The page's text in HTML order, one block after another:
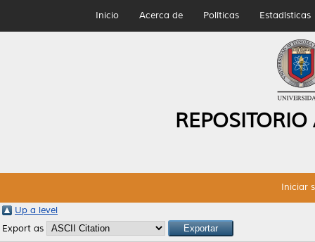
Inicio Acerca de Políticas Estadísticas
Iniciar
Up a level
Export as